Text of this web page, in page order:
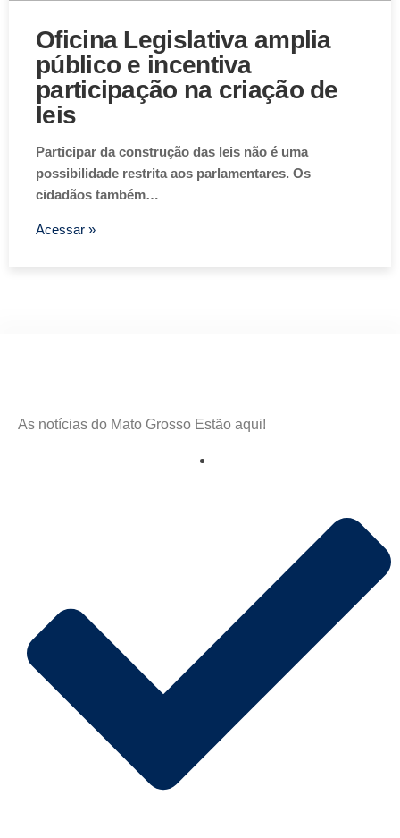
Oficina Legislativa amplia
público e incentiva
participação na criação de
leis
Participar da construção das leis não é uma
possibilidade restrita aos parlamentares. Os
cidadãos também…
Acessar »
As notícias do Mato Grosso Estão aqui!